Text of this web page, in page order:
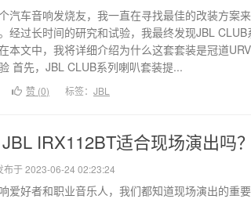
汽车音响发烧友，我一直在寻找最佳的改装方案
经过长时间的研究和试验，我最终发现JBL
本文中，我将详细介绍为什么这套套装是冠道
首先，JBL CLUB系列喇叭套装提...
赞 (0) 标签： JBL
JBL IRX112BT适合现场演出吗
布于 2023-06-24 02:23:24
爱好者和职业音乐人，我们都知道现场演出的重